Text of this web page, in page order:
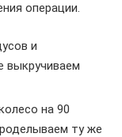
операции.
и
выкручиваем
на 90
ту же